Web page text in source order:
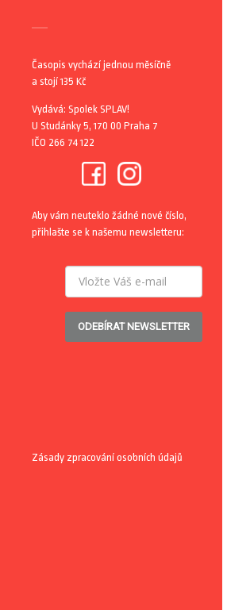
Časopis vychází jednou měsíčně
a stojí 135 Kč
Vydává: Spolek SPLAV!
U Studánky 5, 170 00 Praha 7
IČO 266 74 122
Aby vám neuteklo žádné nové číslo,
přihlašte se k našemu newsletteru:
ODEBÍRAT NEWSLETTER
Zásady zpracování osobních údajů